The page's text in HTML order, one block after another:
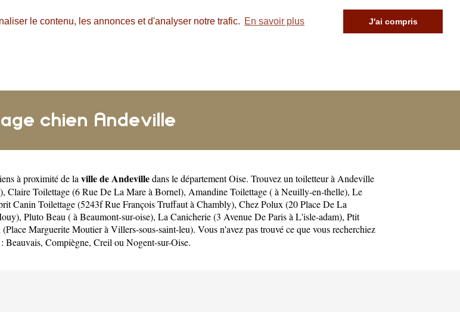
le contenu, les annonces et d'analyser notre trafic. En savoir plus J'ai compris
chien Andeville
à proximité de la ville de Andevilledans le départementOise. Trouvez un toiletteur à Andeville
, Claire Toilettage (6 Rue De La Mare à Bornel), Amandine Toilettage ( à Neuilly-en-thelle), Le
Canin Toilettage (5243f Rue François Truffaut à Chambly), Chez Polux (20 Place De La
, Pluto Beau ( à Beaumont-sur-oise), La Canicherie (3 Avenue De Paris à L'isle-adam), Ptit
Marguerite Moutier à Villers-sous-saint-leu). Vous n'avez pas trouvé ce que vous recherchiez
Beauvais, Compiègne, Creil ou Nogent-sur-Oise.